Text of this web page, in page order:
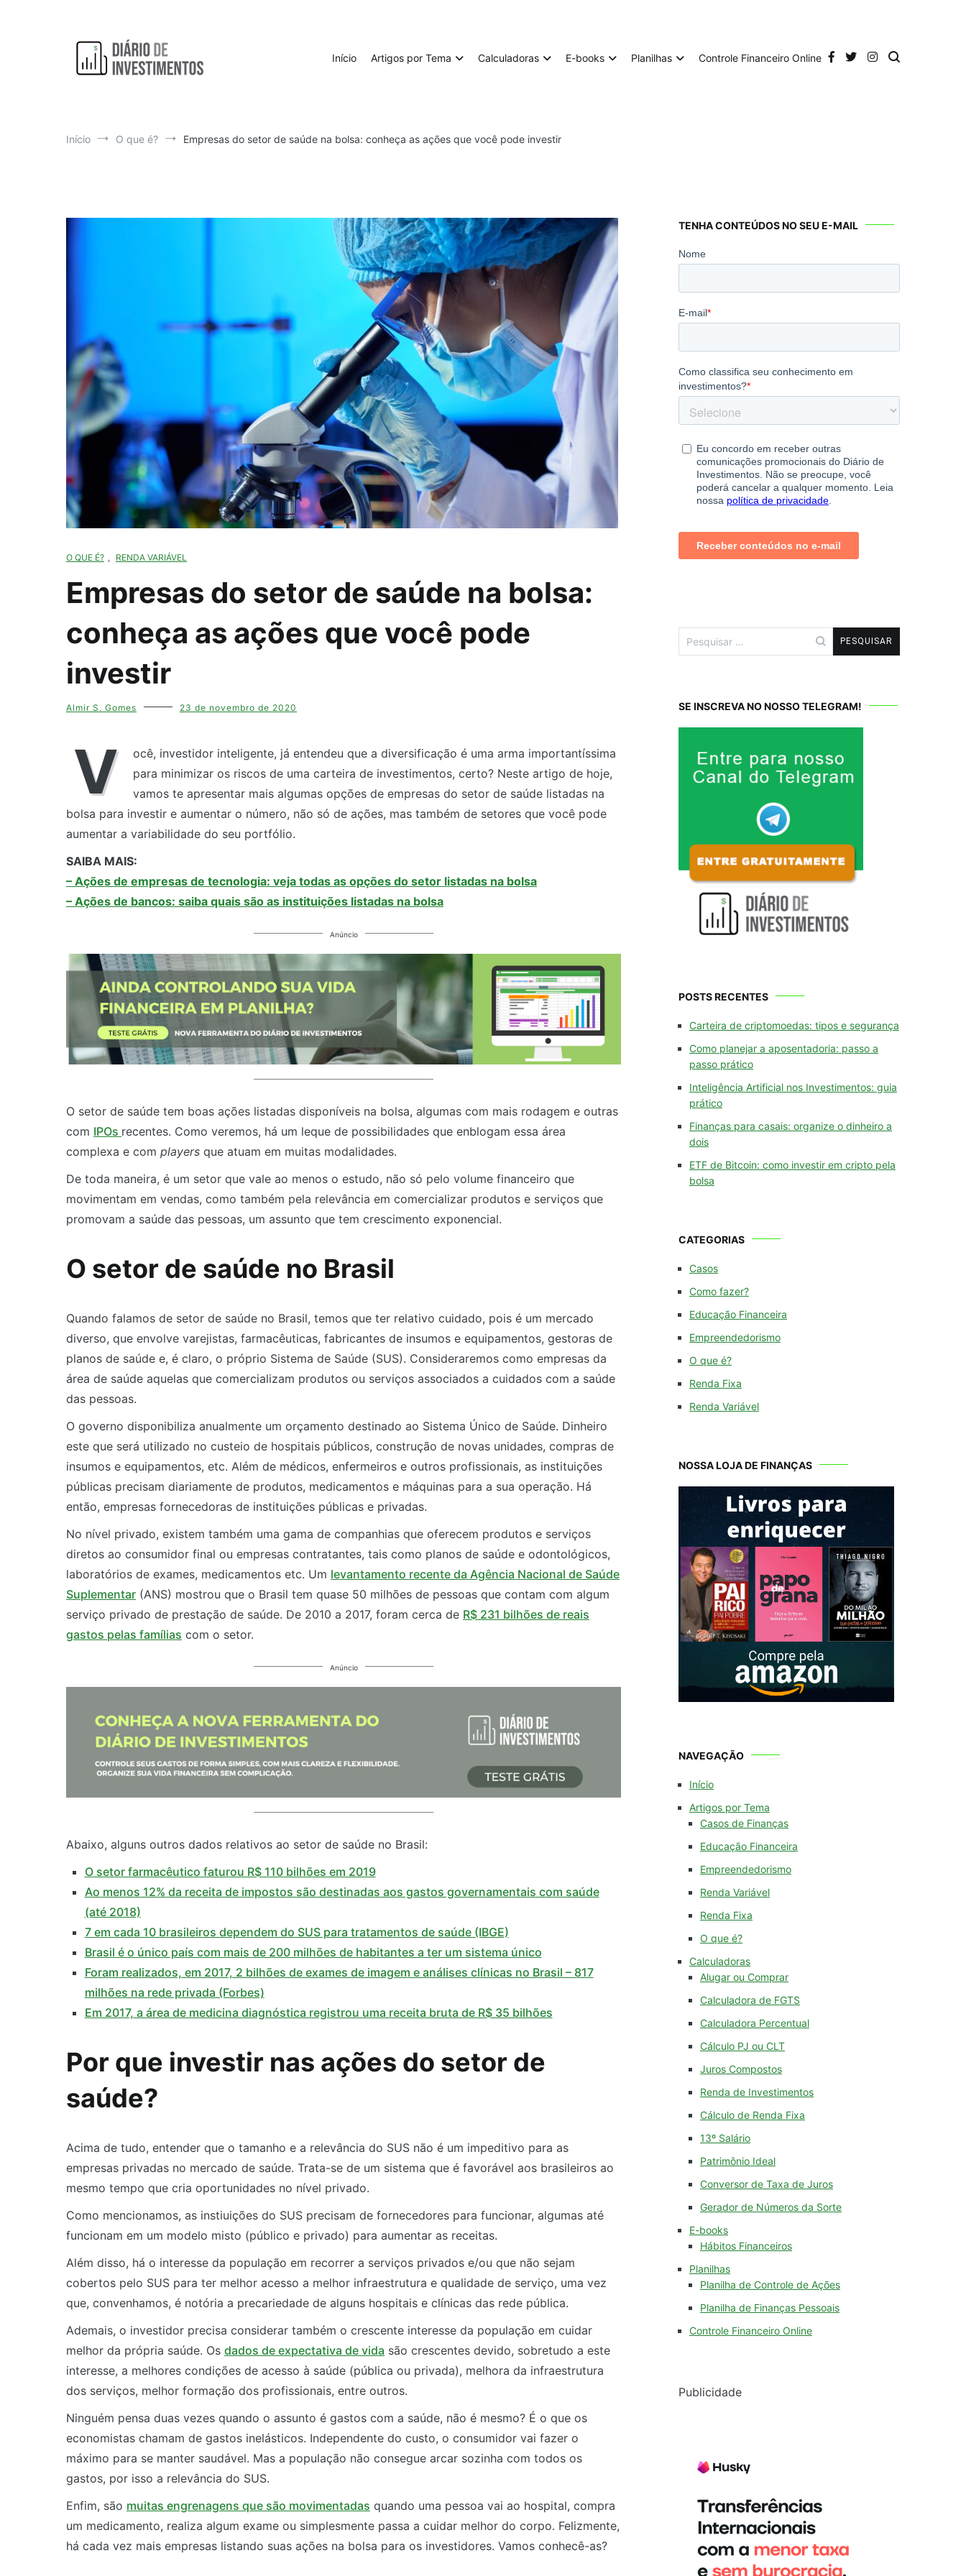
Início Artigos por Tema Calculadoras E-books Planilhas Controle Financeiro Online
Início O que é? Empresas do setor de saúde na bolsa: conheça as ações que você pode investir
O QUE É? , RENDA VARIÁVEL
Empresas do setor de saúde na bolsa:
conheça as ações que você pode
investir
Almir S. Gomes 23 de novembro de 2020
V
ocê, investidor inteligente, já entendeu que a diversificação é uma arma importantíssima
para minimizar os riscos de uma carteira de investimentos, certo? Neste artigo de hoje,
vamos te apresentar mais algumas opções de empresas do setor de saúde listadas na
bolsa para investir e aumentar o número, não só de ações, mas também de setores que você pode
aumentar a variabilidade do seu portfólio.
SAIBA MAIS:
– Ações de empresas de tecnologia: veja todas as opções do setor listadas na bolsa
– Ações de bancos: saiba quais são as instituições listadas na bolsa
Anúncio
O setor de saúde tem boas ações listadas disponíveis na bolsa, algumas com mais rodagem e outras
com IPOs recentes. Como veremos, há um leque de possibilidades que enblogam essa área
complexa e com players que atuam em muitas modalidades.
De toda maneira, é um setor que vale ao menos o estudo, não só pelo volume financeiro que
movimentam em vendas, como também pela relevância em comercializar produtos e serviços que
promovam a saúde das pessoas, um assunto que tem crescimento exponencial.
O setor de saúde no Brasil
Quando falamos de setor de saúde no Brasil, temos que ter relativo cuidado, pois é um mercado
diverso, que envolve varejistas, farmacêuticas, fabricantes de insumos e equipamentos, gestoras de
planos de saúde e, é claro, o próprio Sistema de Saúde (SUS). Consideraremos como empresas da
área de saúde aquelas que comercializam produtos ou serviços associados a cuidados com a saúde
das pessoas.
O governo disponibiliza anualmente um orçamento destinado ao Sistema Único de Saúde. Dinheiro
este que será utilizado no custeio de hospitais públicos, construção de novas unidades, compras de
insumos e equipamentos, etc. Além de médicos, enfermeiros e outros profissionais, as instituições
públicas precisam diariamente de produtos, medicamentos e máquinas para a sua operação. Há
então, empresas fornecedoras de instituições públicas e privadas.
No nível privado, existem também uma gama de companhias que oferecem produtos e serviços
diretos ao consumidor final ou empresas contratantes, tais como planos de saúde e odontológicos,
laboratórios de exames, medicamentos etc. Um levantamento recente da Agência Nacional de Saúde
Suplementar (ANS) mostrou que o Brasil tem quase 50 milhões de pessoas que contam com algum
serviço privado de prestação de saúde. De 2010 a 2017, foram cerca de R$ 231 bilhões de reais
gastos pelas famílias com o setor.
Anúncio
Abaixo, alguns outros dados relativos ao setor de saúde no Brasil:
O setor farmacêutico faturou R$ 110 bilhões em 2019
Ao menos 12% da receita de impostos são destinadas aos gastos governamentais com saúde
(até 2018)
7 em cada 10 brasileiros dependem do SUS para tratamentos de saúde (IBGE)
Brasil é o único país com mais de 200 milhões de habitantes a ter um sistema único
Foram realizados, em 2017, 2 bilhões de exames de imagem e análises clínicas no Brasil – 817
milhões na rede privada (Forbes)
Em 2017, a área de medicina diagnóstica registrou uma receita bruta de R$ 35 bilhões
Por que investir nas ações do setor de
saúde?
Acima de tudo, entender que o tamanho e a relevância do SUS não é um impeditivo para as
empresas privadas no mercado de saúde. Trata-se de um sistema que é favorável aos brasileiros ao
mesmo tempo que cria oportunidades no nível privado.
Como mencionamos, as instiuições do SUS precisam de fornecedores para funcionar, algumas até
funcionam em um modelo misto (público e privado) para aumentar as receitas.
Além disso, há o interesse da população em recorrer a serviços privados e/ou que não sejam
cobertos pelo SUS para ter melhor acesso a melhor infraestrutura e qualidade de serviço, uma vez
que, convenhamos, é notória a precariedade de alguns hospitais e clínicas das rede pública.
Ademais, o investidor precisa considerar também o crescente interesse da população em cuidar
melhor da própria saúde. Os dados de expectativa de vida são crescentes devido, sobretudo a este
interesse, a melhores condições de acesso à saúde (pública ou privada), melhora da infraestrutura
dos serviços, melhor formação dos profissionais, entre outros.
Ninguém pensa duas vezes quando o assunto é gastos com a saúde, não é mesmo? É o que os
economistas chamam de gastos inelásticos. Independente do custo, o consumidor vai fazer o
máximo para se manter saudável. Mas a população não consegue arcar sozinha com todos os
gastos, por isso a relevância do SUS.
Enfim, são muitas engrenagens que são movimentadas quando uma pessoa vai ao hospital, compra
um medicamento, realiza algum exame ou simplesmente passa a cuidar melhor do corpo. Felizmente,
há cada vez mais empresas listando suas ações na bolsa para os investidores. Vamos conhecê-as?
TENHA CONTEÚDOS NO SEU E-MAIL
por:
SE INSCREVA NO NOSSO TELEGRAM!
POSTS RECENTES
Carteira de criptomoedas: tipos e segurança
Como planejar a aposentadoria: passo a
passo prático
Inteligência Artificial nos Investimentos: guia
prático
Finanças para casais: organize o dinheiro a
dois
ETF de Bitcoin: como investir em cripto pela
bolsa
CATEGORIAS
Casos
Como fazer?
Educação Financeira
Empreendedorismo
O que é?
Renda Fixa
Renda Variável
NOSSA LOJA DE FINANÇAS
NAVEGAÇÃO
Início
Artigos por Tema
Casos de Finanças
Educação Financeira
Empreendedorismo
Renda Variável
Renda Fixa
O que é?
Calculadoras
Alugar ou Comprar
Calculadora de FGTS
Calculadora Percentual
Cálculo PJ ou CLT
Juros Compostos
Renda de Investimentos
Cálculo de Renda Fixa
13º Salário
Patrimônio Ideal
Conversor de Taxa de Juros
Gerador de Números da Sorte
E-books
Hábitos Financeiros
Planilhas
Planilha de Controle de Ações
Planilha de Finanças Pessoais
Controle Financeiro Online
Publicidade